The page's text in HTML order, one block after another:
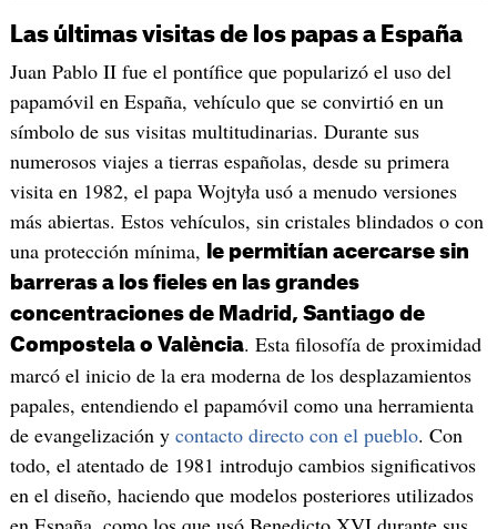
Las últimas visitas de los papas a España
Juan Pablo II fue el pontífice que popularizó el uso del
papamóvil en España, vehículo que se convirtió en un
símbolo de sus visitas multitudinarias. Durante sus
numerosos viajes a tierras españolas, desde su primera
visita en 1982, el papa Wojtyła usó a menudo versiones
más abiertas. Estos vehículos, sin cristales blindados o con
una protección mínima,
le permitían acercarse sin
barreras a los fieles en las grandes
concentraciones de Madrid, Santiago de
Compostela o València. Esta filosofía de proximidad
marcó el inicio de la era moderna de los desplazamientos
papales, entendiendo el papamóvil como una herramienta
de evangelización y contacto directo con el pueblo. Con
todo, el atentado de 1981 introdujo cambios significativos
en el diseño, haciendo que modelos posteriores utilizados